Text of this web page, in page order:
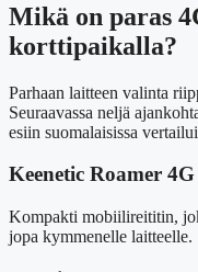
Mikä on paras
korttipaikalla?
Parhaan laitteen valinta
Seuraavassa neljä
esiin suomalaisissa
Keenetic Roamer 4G
Kompakti mobiilireititin,
jopa kymmenelle laitteelle.